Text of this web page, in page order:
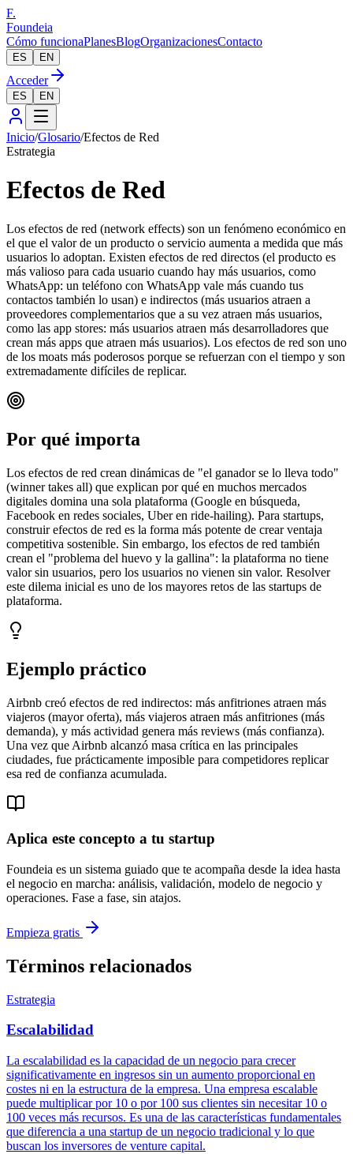
F.
Foundeia
Cómo funcionaPlanesBlogOrganizacionesContacto
ES EN
Acceder
ES EN
Inicio/Glosario/Efectos de Red
Estrategia
Efectos de Red
Los efectos de red (network effects) son un fenómeno económico en
el que el valor de un producto o servicio aumenta a medida que más
usuarios lo adoptan. Existen efectos de red directos (el producto es
más valioso para cada usuario cuando hay más usuarios, como
WhatsApp: un teléfono con WhatsApp vale más cuando tus
contactos también lo usan) e indirectos (más usuarios atraen a
proveedores complementarios que a su vez atraen más usuarios,
como las app stores: más usuarios atraen más desarrolladores que
crean más apps que atraen más usuarios). Los efectos de red son uno
de los moats más poderosos porque se refuerzan con el tiempo y son
extremadamente difíciles de replicar.
Por qué importa
Los efectos de red crean dinámicas de "el ganador se lo lleva todo"
(winner takes all) que explican por qué en muchos mercados
digitales domina una sola plataforma (Google en búsqueda,
Facebook en redes sociales, Uber en ride-hailing). Para startups,
construir efectos de red es la forma más potente de crear ventaja
competitiva sostenible. Sin embargo, los efectos de red también
crean el "problema del huevo y la gallina": la plataforma no tiene
valor sin usuarios, pero los usuarios no vienen sin valor. Resolver
este dilema inicial es uno de los mayores retos de las startups de
plataforma.
Ejemplo práctico
Airbnb creó efectos de red indirectos: más anfitriones atraen más
viajeros (mayor oferta), más viajeros atraen más anfitriones (más
demanda), y más actividad genera más reviews (más confianza).
Una vez que Airbnb alcanzó masa crítica en las principales
ciudades, fue prácticamente imposible para competidores replicar
esa red de confianza acumulada.
Aplica este concepto a tu startup
Foundeia es un sistema guiado que te acompaña desde la idea hasta
el negocio en marcha: análisis, validación, modelo de negocio y
operaciones. Fase a fase, sin atajos.
Empieza gratis
Términos relacionados
Estrategia
Escalabilidad
La escalabilidad es la capacidad de un negocio para crecer
significativamente en ingresos sin un aumento proporcional en
costes ni en la estructura de la empresa. Una empresa escalable
puede multiplicar por 10 o por 100 sus clientes sin necesitar 10 o
100 veces más recursos. Es una de las características fundamentales
que diferencia a una startup de un negocio tradicional y lo que
buscan los inversores de venture capital.